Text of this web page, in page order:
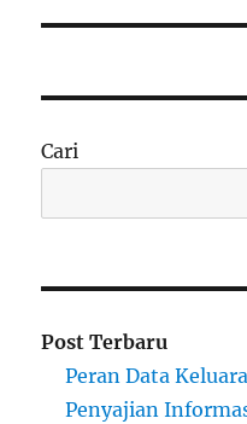
Cari
Post Terbaru
Peran Data
Penyajian